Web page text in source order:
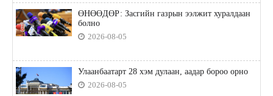
ӨНӨӨДӨР: Засгийн газрын ээлжит хуралдаан
болно
2026-08-05
Улаанбаатарт 28 хэм дулаан, аадар бороо орно
2026-08-05